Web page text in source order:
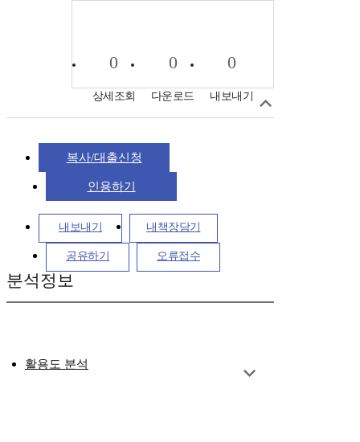
0
상세조회
0
다운로드
0
내보내기
복사/대출신청
인용하기
내보내기 내책장담기
공유하기 오류접수
분석정보
활용도 분석